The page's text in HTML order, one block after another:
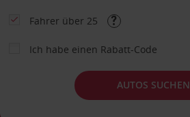
Fahrer über 25
Ich habe einen Rabatt-Code
AUTOS SUCHEN